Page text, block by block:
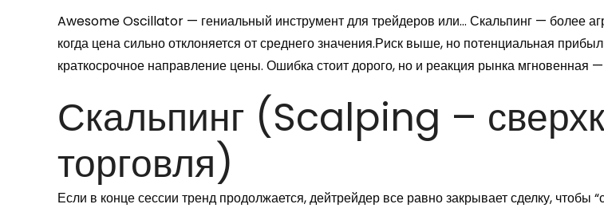
Awesome Oscillator — гениальный инструмент для трейдеров или… Скальпинг — более
когда цена сильно отклоняется от среднего значения.Риск выше, но потенциальная
краткосрочное направление цены. Ошибка стоит дорого, но и реакция рынка мгновенная
Скальпинг (Scalping –
торговля)
Если в конце сессии тренд продолжается, дейтрейдер все равно закрывает сделку, чтобы